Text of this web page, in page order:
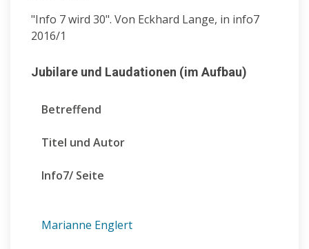
"Info 7 wird 30". Von Eckhard Lange, in info7
2016/1
Jubilare und Laudationen (im Aufbau)
Betreffend
Titel und Autor
Info7/ Seite
Marianne Englert